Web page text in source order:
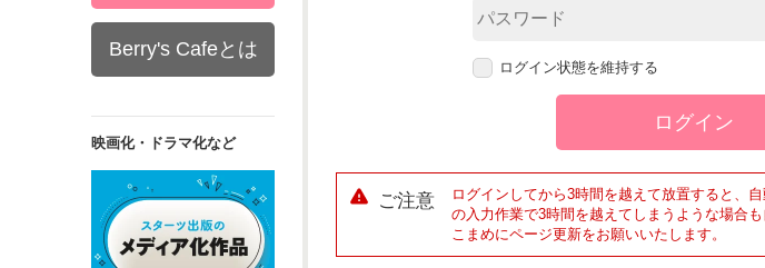
ログイン状態を維持する
ご注意
ログインしてから3時間を越えて放置すると、
の入力作業で3時間を越えてしまうような場合
こまめにページ更新をお願いいたします。
Berry's Cafeとは
映画化・ドラマ化など